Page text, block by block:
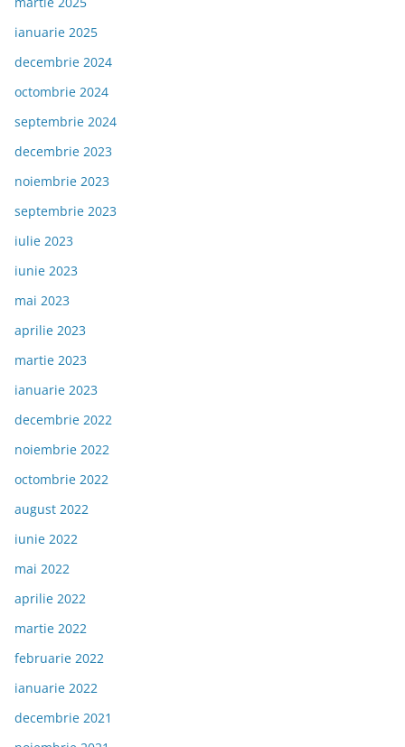
ianuarie 2025
decembrie 2024
octombrie 2024
septembrie 2024
decembrie 2023
noiembrie 2023
septembrie 2023
iulie 2023
iunie 2023
mai 2023
aprilie 2023
martie 2023
ianuarie 2023
decembrie 2022
noiembrie 2022
octombrie 2022
august 2022
iunie 2022
mai 2022
aprilie 2022
martie 2022
februarie 2022
ianuarie 2022
decembrie 2021